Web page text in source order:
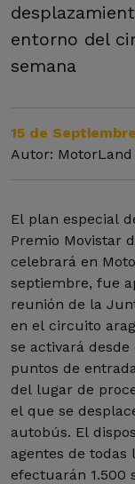
entorno del
semana
15 de
Autor: MotorLand
El plan especial
Premio Movistar
celebrará en
septiembre, fue
reunión de la
en el circuito
se activará
puntos de
del lugar de
el que se
autobús. El
agentes de todas
efectuarán 1.500